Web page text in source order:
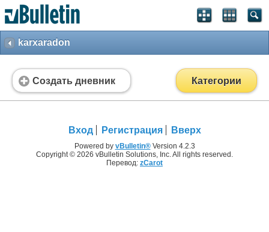
karxaradon
Создать дневник Категории
Вход Регистрация Вверх
Powered by vBulletin®Version 4.2.3
Copyright © 2026 vBulletin Solutions, Inc. All rights reserved.
Перевод: zCarot